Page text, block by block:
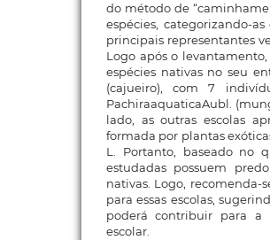
do método de
espécies, categorizando-
principais representantes
Logo após o
espécies nativas no seu
(cajueiro), com 7
PachiraaquaticaAubl.
lado, as outras escolas
formada por plantas
L. Portanto, baseado no
estudadas possuem
nativas. Logo,
para essas escolas,
poderá contribuir para a
escolar.